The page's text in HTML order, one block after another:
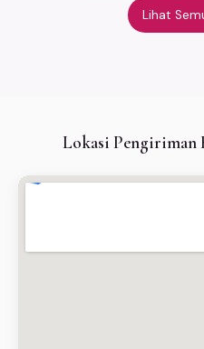
Lihat
Lokasi Pengiriman